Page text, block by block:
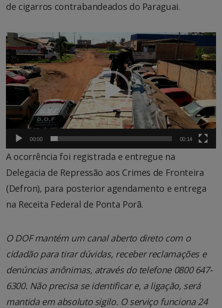
de cigarros contrabandeados do Paraguai.
Tocador
de
vídeo
00:00 00:14
A ocorrência foi registrada e entregue na
Delegacia de Repressão aos Crimes de Fronteira
(Defron), para posterior agendamento e entrega
na Receita Federal de Ponta Porã.
O DOF mantém um canal aberto direto com o
cidadão para tirar dúvidas, receber reclamações e
denúncias anônimas, através do telefone 0800 647-
6300. Não precisa se identificar e, a ligação, será
mantida em absoluto sigilo. O serviço funciona 24